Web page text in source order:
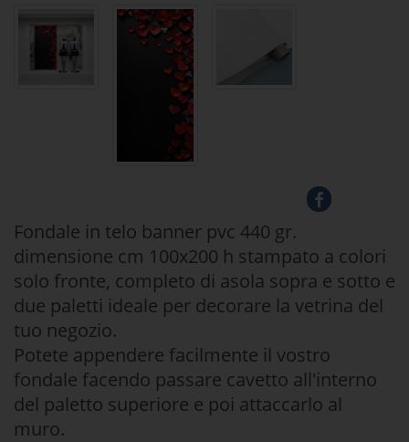
Fondale in telo banner pvc 440 gr.
dimensione cm 100x200 h stampato a colori
solo fronte, completo di asola sopra e sotto e
due paletti ideale per decorare la vetrina del
tuo negozio.
Potete appendere facilmente il vostro
fondale facendo passare cavetto all'interno
del paletto superiore e poi attaccarlo al
muro.